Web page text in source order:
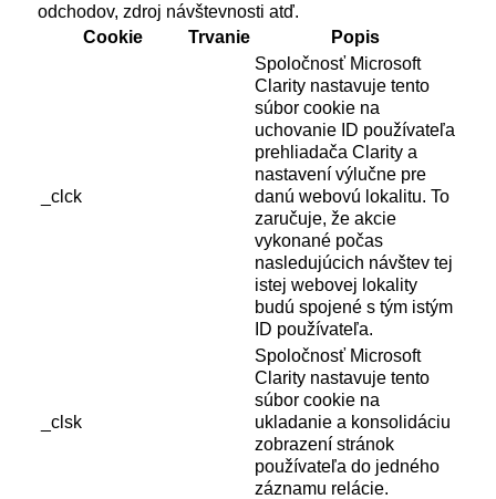
odchodov, zdroj návštevnosti atď.
Cookie
Trvanie Popis
_clck
Spoločnosť Microsoft
Clarity nastavuje tento
súbor cookie na
uchovanie ID používateľa
prehliadača Clarity a
nastavení výlučne pre
danú webovú lokalitu. To
zaručuje, že akcie
vykonané počas
nasledujúcich návštev tej
istej webovej lokality
budú spojené s tým istým
ID používateľa.
_clsk
Spoločnosť Microsoft
Clarity nastavuje tento
súbor cookie na
ukladanie a konsolidáciu
zobrazení stránok
používateľa do jedného
záznamu relácie.